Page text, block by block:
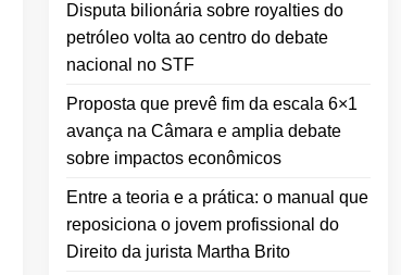
Disputa bilionária sobre royalties do
petróleo volta ao centro do debate
nacional no STF
Proposta que prevê fim da escala 6×1
avança na Câmara e amplia debate
sobre impactos econômicos
Entre a teoria e a prática: o manual que
reposiciona o jovem profissional do
Direito da jurista Martha Brito